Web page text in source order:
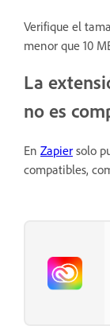
Verifique el
menor que 10
La
no es
En Zapier solo
compatibles,